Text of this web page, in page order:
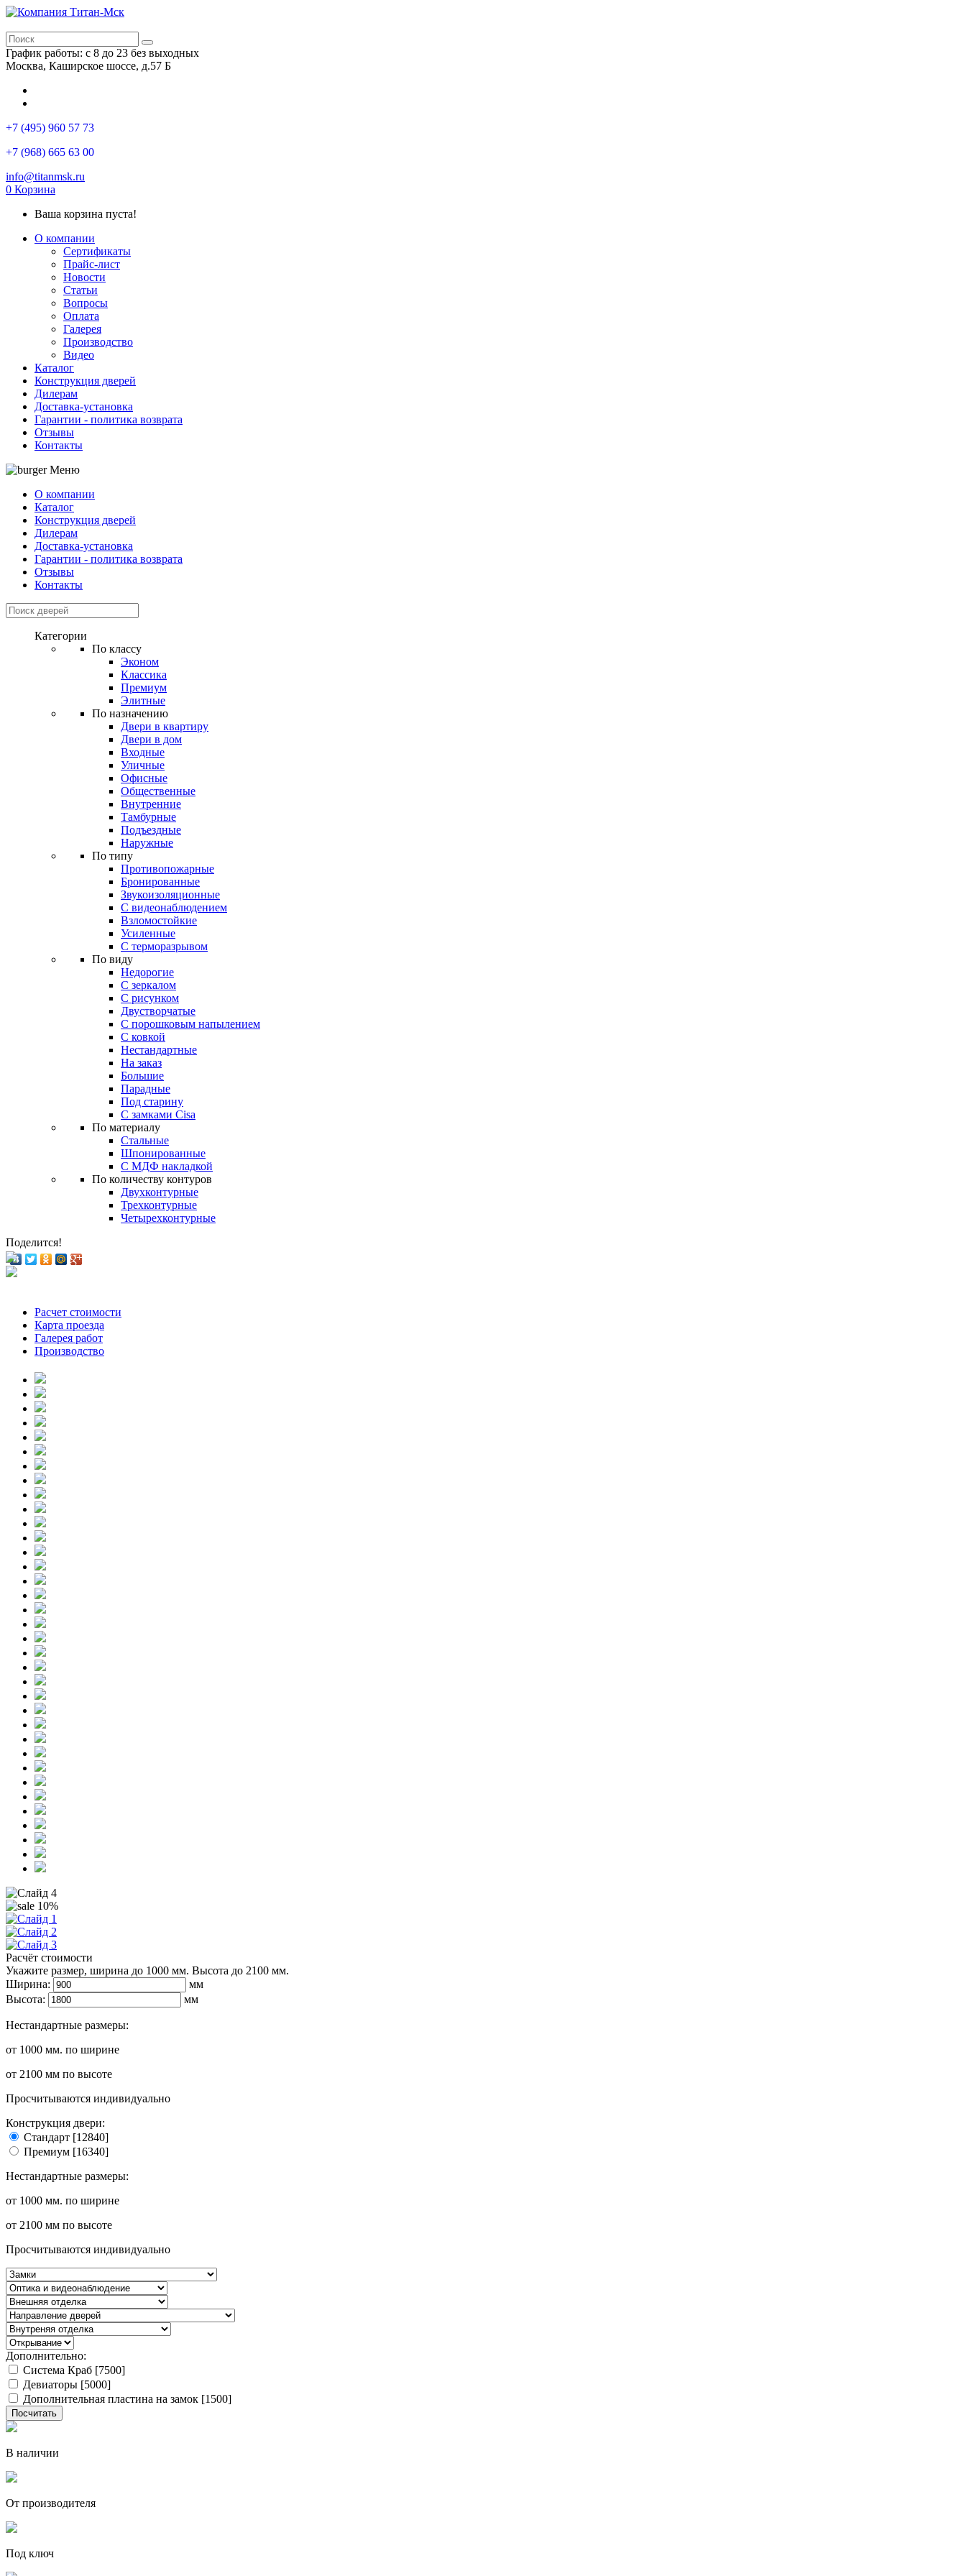
График работы: с 8 до 23 без выходных
Москва, Каширское шоссе, д.57 Б
+7 (495) 960 57 73
+7 (968) 665 63 00
info@titanmsk.ru
0 Корзина
Ваша корзина пуста!
О компании
Сертификаты
Прайс-лист
Новости
Статьи
Вопросы
Оплата
Галерея
Производство
Видео
Каталог
Конструкция дверей
Дилерам
Доставка-установка
Гарантии - политика возврата
Отзывы
Контакты
Меню
О компании
Каталог
Конструкция дверей
Дилерам
Доставка-установка
Гарантии - политика возврата
Отзывы
Контакты
Категории
По классу
Эконом
Классика
Премиум
Элитные
По назначению
Двери в квартиру
Двери в дом
Входные
Уличные
Офисные
Общественные
Внутренние
Тамбурные
Подъездные
Наружные
По типу
Противопожарные
Бронированные
Звукоизоляционные
С видеонаблюдением
Взломостойкие
Усиленные
С терморазрывом
По виду
Недорогие
С зеркалом
С рисунком
Двустворчатые
С порошковым напылением
С ковкой
Нестандартные
На заказ
Большие
Парадные
Под старину
С замками Cisa
По материалу
Стальные
Шпонированные
С МДФ накладкой
По количеству контуров
Двухконтурные
Трехконтурные
Четырехконтурные
Поделится!
Расчет стоимости
Карта проезда
Галерея работ
Производство
Расчёт стоимости
Укажите размер, ширина до 1000 мм. Высота до 2100 мм.
Ширина:
мм
Высота:
мм
Нестандартные размеры:
от 1000 мм. по ширине
от 2100 мм по высоте
Просчитываются индивидуально
Конструкция двери:
Стандарт [12840]
Премиум [16340]
Нестандартные размеры:
от 1000 мм. по ширине
от 2100 мм по высоте
Просчитываются индивидуально
Дополнительно:
Система Краб [7500]
Девиаторы [5000]
Дополнительная пластина на замок [1500]
В наличии
От производителя
Под ключ